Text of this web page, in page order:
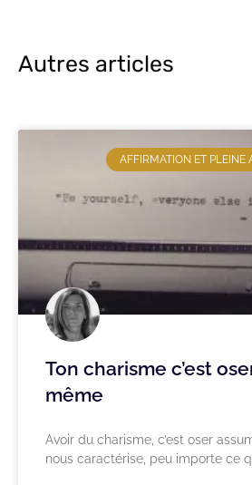
Autres articles
AFFIRMATION ET PLEINE
Ton charisme c’est
même
Avoir du charisme, c’est oser
nous caractérise, peu importe ce